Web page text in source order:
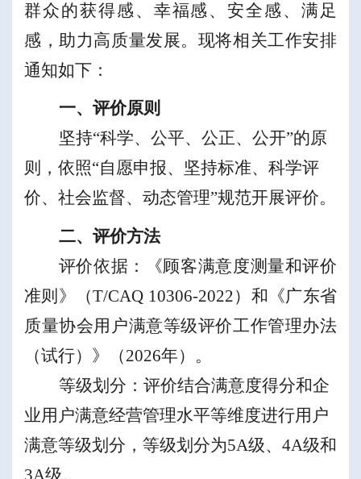
群众的获得感、幸福感、安全感 、满足
感 ，助力高质量发展。现将相关工作安排
通知如下 ：
一、评价原则
坚持“科学、公平、公正、公开”的原
则， 依照“自愿申报、坚持标准、科学评
价、社会监督、 动态管理”规范开展评价。
二、评价方法
评价依据：
《顾客满意度测量和评价
准则》（T/CAQ 10306-2022）和 《广东省
质量协会用户满意等级评价工作管理办法
（试行） 》 （2026年） 。
等级划分：评价结合满意度得分和企
业用户满意经营管理水平等维度进行用户
满意等级划分，等级划分为5A级、 4A级和
3A级。